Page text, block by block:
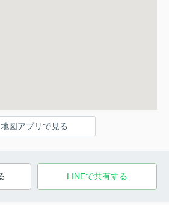
地図アプリで見る
LINEで共有する